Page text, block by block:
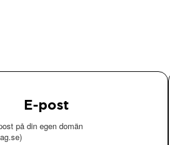
E-post
på din egen domän